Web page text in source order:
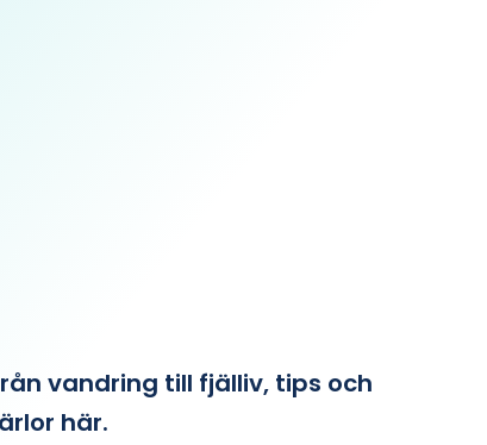
vandring till fjälliv, tips och
här.